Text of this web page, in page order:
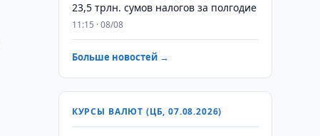
23,5 трлн. сумов налогов за полгодие
11:15 · 08/08
Больше новостей →
КУРСЫ ВАЛЮТ (ЦБ, 07.08.2026)